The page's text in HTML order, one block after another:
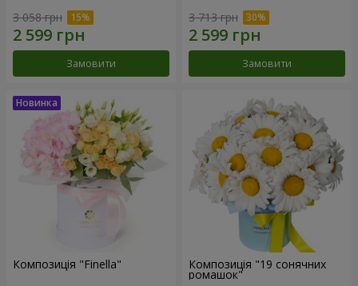
3 058 грн
Замовити
3 713 грн
Замовити
Композиція "Finella" Композиція "19 сонячних
ромашок"